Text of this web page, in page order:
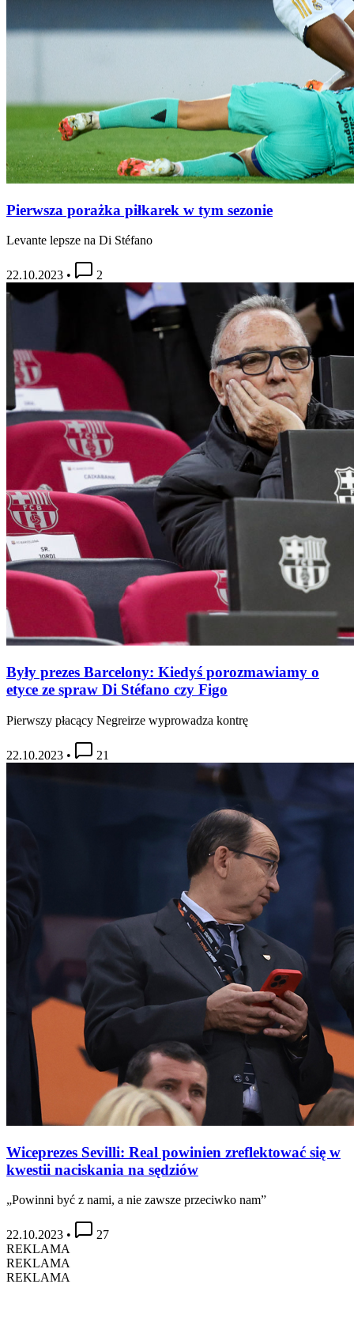
Pierwsza porażka piłkarek w tym sezonie
Levante lepsze na Di Stéfano
22.10.2023 • 2
Były prezes Barcelony: Kiedyś porozmawiamy o
etyce ze spraw Di Stéfano czy Figo
Pierwszy płacący Negreirze wyprowadza kontrę
22.10.2023 • 21
Wiceprezes Sevilli: Real powinien zreflektować się w
kwestii naciskania na sędziów
„Powinni być z nami, a nie zawsze przeciwko nam”
22.10.2023 •
27
REKLAMA
REKLAMA
REKLAMA